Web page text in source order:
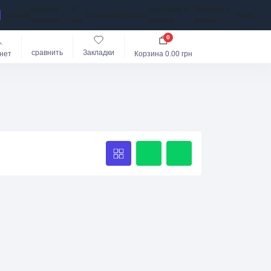
сравнить Закладки Корзина 0.00 грн
0